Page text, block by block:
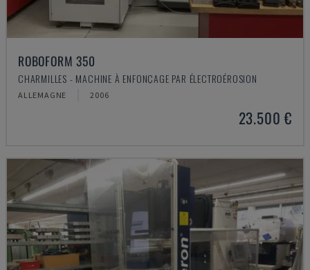
ROBOFORM 350
CHARMILLES - MACHINE À ENFONÇAGE PAR ÉLECTROÉROSION
ALLEMAGNE 2006
23.500 €